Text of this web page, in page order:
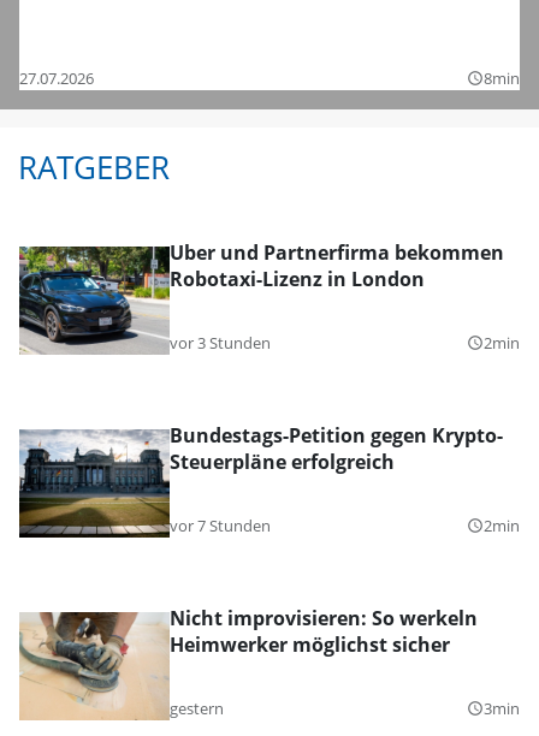
27.07.2026 query_builder8min
RATGEBER
Uber und Partnerfirma bekommen
Robotaxi-Lizenz in London
vor 3 Stunden query_builder2min
Bundestags-Petition gegen Krypto-
Steuerpläne erfolgreich
vor 7 Stunden query_builder2min
Nicht improvisieren: So werkeln
Heimwerker möglichst sicher
gestern query_builder3min